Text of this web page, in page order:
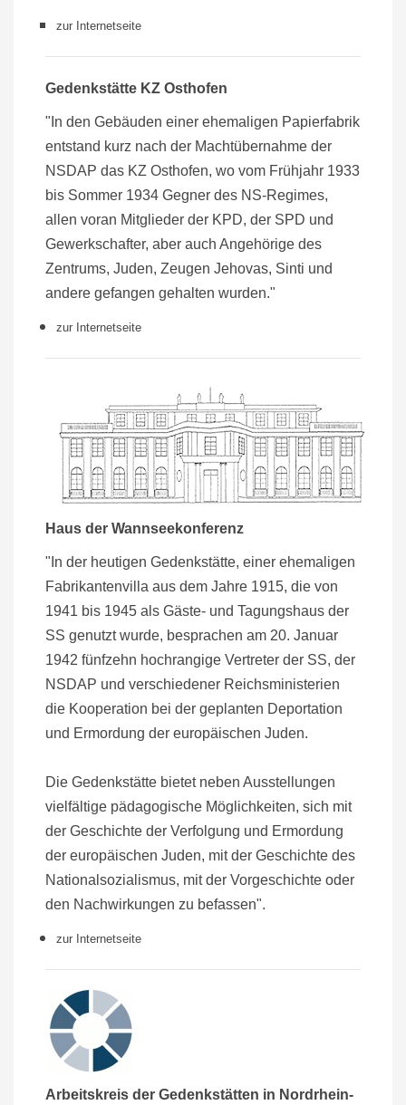
zur Internetseite
Gedenkstätte KZ Osthofen
"In den Gebäuden einer ehemaligen Papierfabrik
entstand kurz nach der Machtübernahme der
NSDAP das KZ Osthofen, wo vom Frühjahr 1933
bis Sommer 1934 Gegner des NS-Regimes,
allen voran Mitglieder der KPD, der SPD und
Gewerkschafter, aber auch Angehörige des
Zentrums, Juden, Zeugen Jehovas, Sinti und
andere gefangen gehalten wurden."
zur Internetseite
Haus der Wannseekonferenz
"In der heutigen Gedenkstätte, einer ehemaligen
Fabrikantenvilla aus dem Jahre 1915, die von
1941 bis 1945 als Gäste- und Tagungshaus der
SS genutzt wurde, besprachen am 20. Januar
1942 fünfzehn hochrangige Vertreter der SS, der
NSDAP und verschiedener Reichsministerien
die Kooperation bei der geplanten Deportation
und Ermordung der europäischen Juden.
Die Gedenkstätte bietet neben Ausstellungen
vielfältige pädagogische Möglichkeiten, sich mit
der Geschichte der Verfolgung und Ermordung
der europäischen Juden, mit der Geschichte des
Nationalsozialismus, mit der Vorgeschichte oder
den Nachwirkungen zu befassen".
zur Internetseite
Arbeitskreis der Gedenkstätten in Nordrhein-